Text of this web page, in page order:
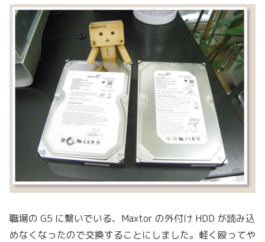
職場の G5 に繋いでいる、Maxtor の外付け HDD が読み込
めなくなったので交換することにしました。軽く殴ってや